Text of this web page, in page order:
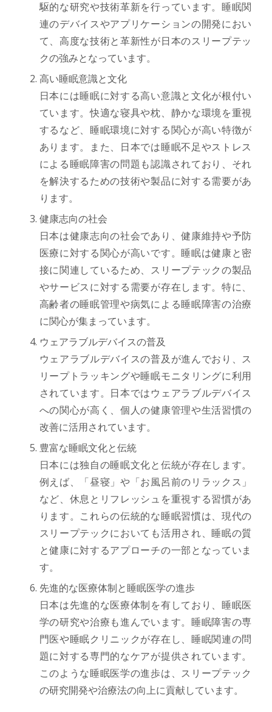
駆的な研究や技術革新を行っています。睡眠関
連のデバイスやアプリケーションの開発におい
て、高度な技術と革新性が日本のスリープテッ
クの強みとなっています。
高い睡眠意識と文化
日本には睡眠に対する高い意識と文化が根付い
ています。快適な寝具や枕、静かな環境を重視
するなど、睡眠環境に対する関心が高い特徴が
あります。また、日本では睡眠不足やストレス
による睡眠障害の問題も認識されており、それ
を解決するための技術や製品に対する需要があ
ります。
健康志向の社会
日本は健康志向の社会であり、健康維持や予防
医療に対する関心が高いです。睡眠は健康と密
接に関連しているため、スリープテックの製品
やサービスに対する需要が存在します。特に、
高齢者の睡眠管理や病気による睡眠障害の治療
に関心が集まっています。
ウェアラブルデバイスの普及
ウェアラブルデバイスの普及が進んでおり、ス
リープトラッキングや睡眠モニタリングに利用
されています。日本ではウェアラブルデバイス
への関心が高く、個人の健康管理や生活習慣の
改善に活用されています。
豊富な睡眠文化と伝統
日本には独自の睡眠文化と伝統が存在します。
例えば、「昼寝」や「お風呂前のリラックス」
など、休息とリフレッシュを重視する習慣があ
ります。これらの伝統的な睡眠習慣は、現代の
スリープテックにおいても活用され、睡眠の質
と健康に対するアプローチの一部となっていま
す。
先進的な医療体制と睡眠医学の進歩
日本は先進的な医療体制を有しており、睡眠医
学の研究や治療も進んでいます。睡眠障害の専
門医や睡眠クリニックが存在し、睡眠関連の問
題に対する専門的なケアが提供されています。
このような睡眠医学の進歩は、スリープテック
の研究開発や治療法の向上に貢献しています。